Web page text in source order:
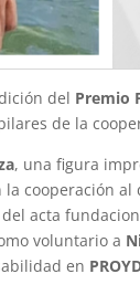
del Premio
de la
, una figura
cooperación
acta
voluntario a
en